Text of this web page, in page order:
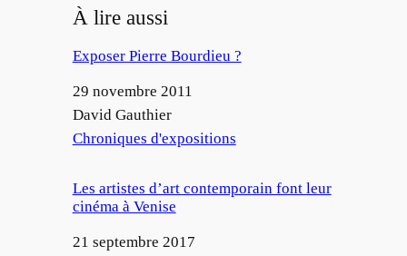
À lire aussi
Exposer Pierre Bourdieu ?
Date
29 novembre 2011
Auteur
David Gauthier
Par rapport à
Chroniques d'expositions
Les artistes d’art contemporain font leur
cinéma à Venise
Date
21 septembre 2017